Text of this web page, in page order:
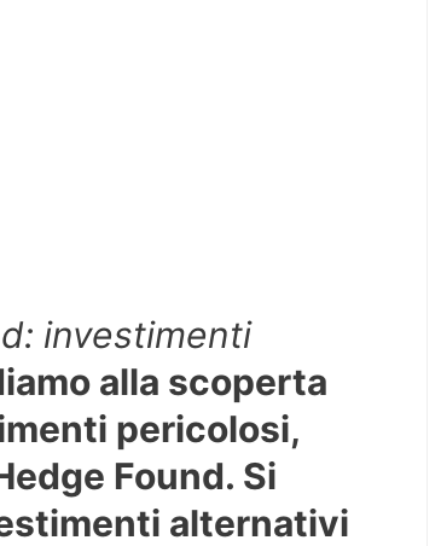
investimenti
alla scoperta
pericolosi,
Found. Si
alternativi